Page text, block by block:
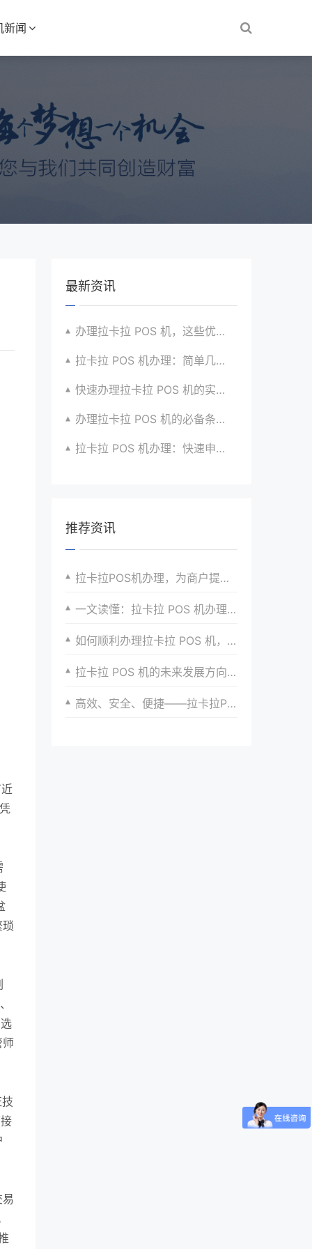
新闻
师
最新资讯
办理拉卡拉 POS 机，这些优势让你无法拒绝
拉卡拉 POS 机办理：简单几步，拥有便捷支付神器
快速办理拉卡拉 POS 机的实用步骤全指南
办理拉卡拉 POS 机的必备条件与申请流程详解
拉卡拉 POS 机办理：快速申请，便捷安装超省心
推荐资讯
拉卡拉POS机办理，为商户提供全方位的支付解决方案
一文读懂：拉卡拉 POS 机办理全指南
如何顺利办理拉卡拉 POS 机，流程详细解析
拉卡拉 POS 机的未来发展方向探讨
高效、安全、便捷——拉卡拉POS机申请体验分享